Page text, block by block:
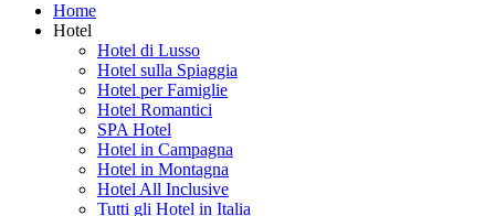
Home
Hotel
Hotel di Lusso
Hotel sulla Spiaggia
Hotel per Famiglie
Hotel Romantici
SPA Hotel
Hotel in Campagna
Hotel in Montagna
Hotel All Inclusive
Tutti gli Hotel in Italia